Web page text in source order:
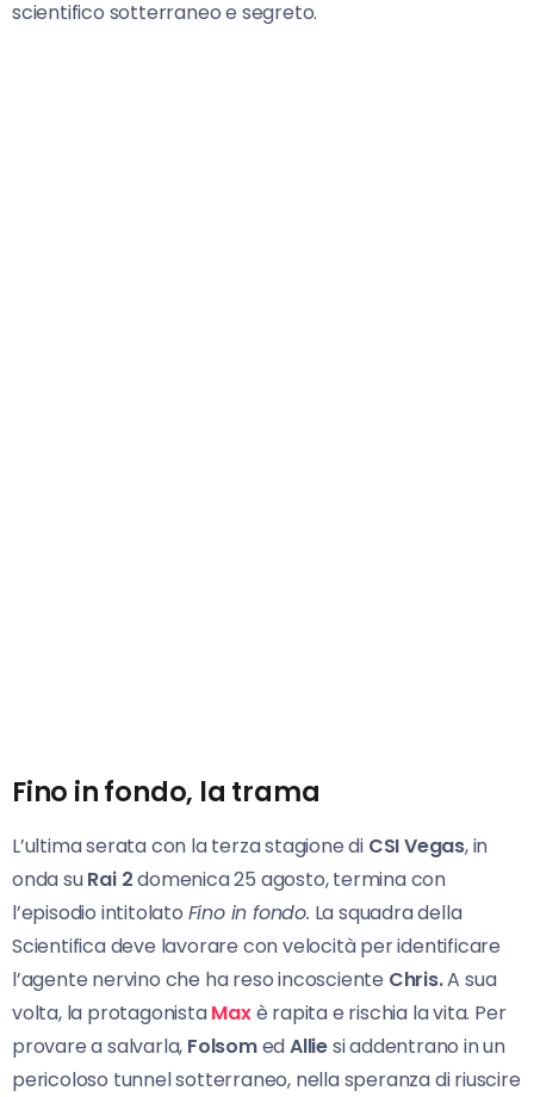
scientifico sotterraneo e segreto.
Fino in fondo, la trama
L’ultima serata con la terza stagione di CSI Vegas, in
onda suRai 2domenica 25 agosto, termina con
l’episodio intitolato Fino in fondo. La squadra della
Scientifica deve lavorare con velocità per identificare
l’agente nervino che ha reso incosciente Chris.A sua
volta, la protagonistaMaxè rapita e rischia la vita. Per
provare a salvarla, FolsomedAlliesi addentrano in un
pericoloso tunnel sotterraneo, nella speranza di riuscire